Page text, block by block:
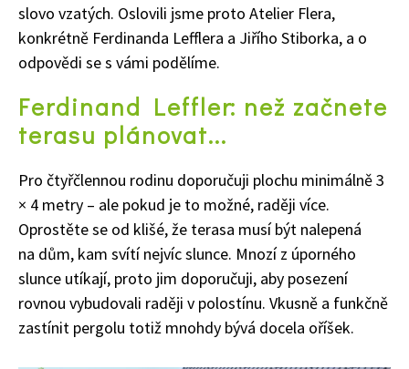
slovo vzatých. Oslovili jsme proto Atelier Flera,
konkrétně Ferdinanda Lefflera a Jiřího Stiborka, a o
odpovědi se s vámi podělíme.
Ferdinand Leffler: než začnete
terasu plánovat...
Pro čtyřčlennou rodinu doporučuji plochu minimálně 3
× 4 metry – ale pokud je to možné, raději více.
Oprostěte se od klišé, že terasa musí být nalepená
na dům, kam svítí nejvíc slunce. Mnozí z úporného
slunce utíkají, proto jim doporučuji, aby posezení
rovnou vybudovali raději v polostínu. Vkusně a funkčně
zastínit pergolu totiž mnohdy bývá docela oříšek.